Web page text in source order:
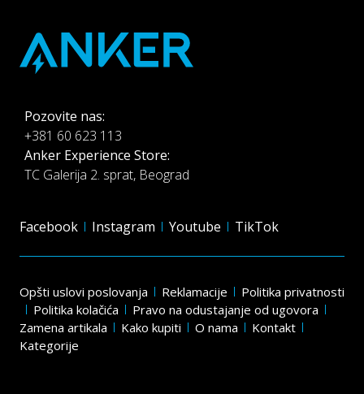
Pozovite nas:
+381 60 623 113
Anker Experience Store:
TC Galerija 2. sprat, Beograd
Facebook Instagram Youtube TikTok
Opšti uslovi poslovanja Reklamacije
Politika privatnosti
Politika kolačića
Pravo na odustajanje od ugovora
Zamena artikala
Kako kupiti O nama
Kontakt
Kategorije